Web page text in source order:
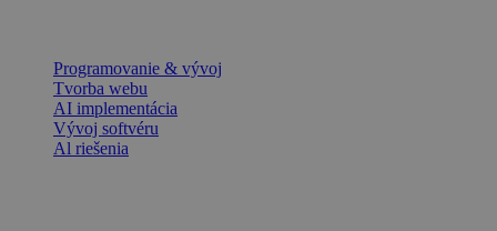
Programovanie & vývoj
Tvorba webu
AI implementácia
Vývoj softvéru
Al riešenia